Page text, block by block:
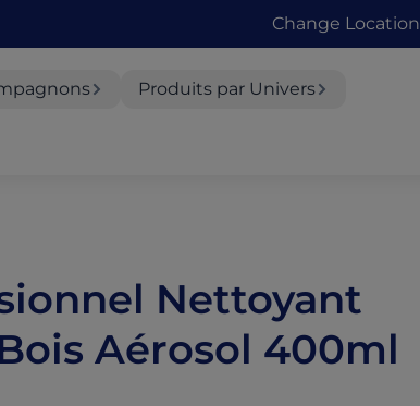
Change Location
Produits par Univers
Nettoyant
Aérosol 400ml